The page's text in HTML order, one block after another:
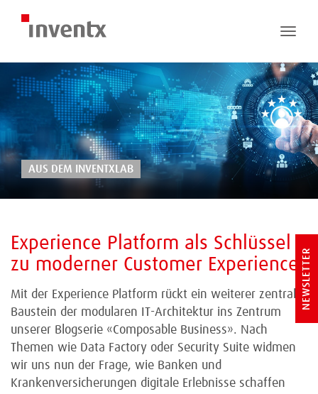
Toggle
AUS DEM INVENTXLAB
Experience Platform als Schlüssel
zu moderner Customer Experience
Mit der Experience Platform rückt ein weiterer zentraler
Baustein der modularen IT-Architektur ins Zentrum
unserer Blogserie «Composable Business». Nach
Themen wie Data Factory oder Security Suite widmen
wir uns nun der Frage, wie Banken und
Krankenversicherungen digitale Erlebnisse schaffen
NEWSLETTER